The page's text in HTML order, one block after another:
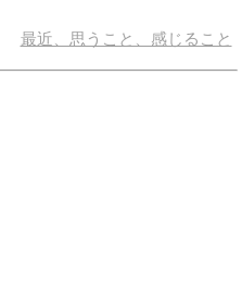
最近、思うこと、感じること